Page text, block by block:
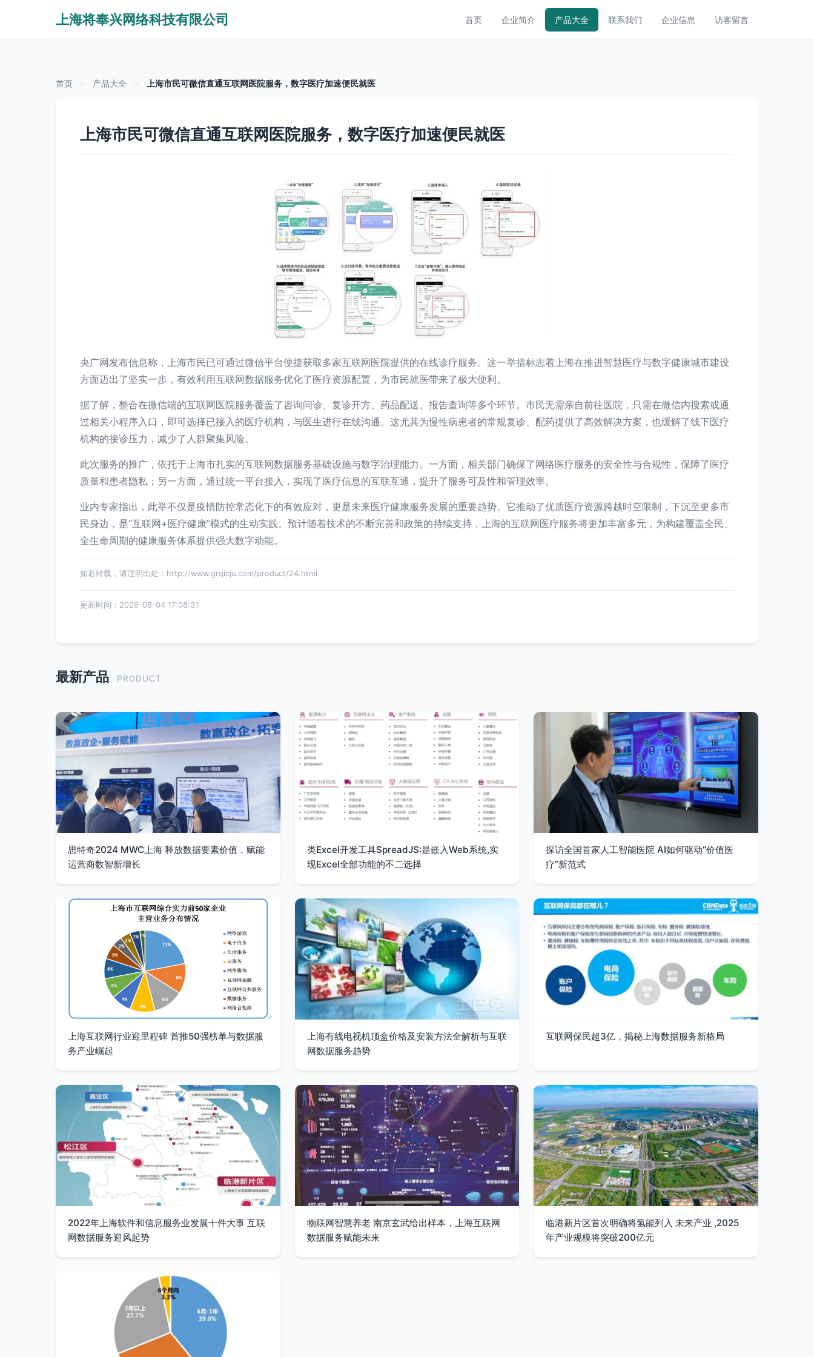
上海将奉兴网络科技有限公司 首页 企业简介 产品大全 联系我们 企业信息 访客留言
首页 产品大全 上海市民可微信直通互联网医院服务，数字医疗加速便民就医
上海市民可微信直通互联网医院服务，数字医疗加速便民就医
央广网发布信息称，上海市民已可通过微信平台便捷获取多家互联网医院提供的在线诊疗服务。这一举措标志着上海在推进智慧医疗与数字健康城市建设
方面迈出了坚实一步，有效利用互联网数据服务优化了医疗资源配置，为市民就医带来了极大便利。
据了解，整合在微信端的互联网医院服务覆盖了咨询问诊、复诊开方、药品配送、报告查询等多个环节。市民无需亲自前往医院，只需在微信内搜索或通
过相关小程序入口，即可选择已接入的医疗机构，与医生进行在线沟通。这尤其为慢性病患者的常规复诊、配药提供了高效解决方案，也缓解了线下医疗
机构的接诊压力，减少了人群聚集风险。
此次服务的推广，依托于上海市扎实的互联网数据服务基础设施与数字治理能力。一方面，相关部门确保了网络医疗服务的安全性与合规性，保障了医疗
质量和患者隐私；另一方面，通过统一平台接入，实现了医疗信息的互联互通，提升了服务可及性和管理效率。
业内专家指出，此举不仅是疫情防控常态化下的有效应对，更是未来医疗健康服务发展的重要趋势。它推动了优质医疗资源跨越时空限制，下沉至更多市
民身边，是“互联网+医疗健康”模式的生动实践。预计随着技术的不断完善和政策的持续支持，上海的互联网医疗服务将更加丰富多元，为构建覆盖全民、
全生命周期的健康服务体系提供强大数字动能。
如若转载，请注明出处：http://www.grqicju.com/product/24.html
更新时间：2026-08-04 17:08:31
最新产品 PRODUCT
思特奇2024 MWC上海 释放数据要素价值，赋能
运营商数智新增长
类Excel开发工具SpreadJS:是嵌入Web系统,实
现Excel全部功能的不二选择
探访全国首家人工智能医院 AI如何驱动“价值医
疗”新范式
上海互联网行业迎里程碑 首推50强榜单与数据服
务产业崛起
上海有线电视机顶盒价格及安装方法全解析与互联
网数据服务趋势
互联网保民超3亿，揭秘上海数据服务新格局
2022年上海软件和信息服务业发展十件大事 互联
网数据服务迎风起势
物联网智慧养老 南京玄武给出样本，上海互联网
数据服务赋能未来
临港新片区首次明确将氢能列入 未来产业 ,2025
年产业规模将突破200亿元